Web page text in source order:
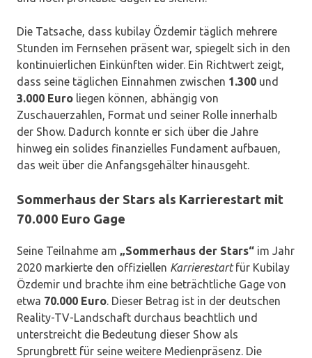
Die Tatsache, dass kubilay Özdemir täglich mehrere
Stunden im Fernsehen präsent war, spiegelt sich in den
kontinuierlichen Einkünften wider. Ein Richtwert zeigt,
dass seine täglichen Einnahmen zwischen 1.300 und
3.000 Euro liegen können, abhängig von
Zuschauerzahlen, Format und seiner Rolle innerhalb
der Show. Dadurch konnte er sich über die Jahre
hinweg ein solides finanzielles Fundament aufbauen,
das weit über die Anfangsgehälter hinausgeht.
Sommerhaus der Stars als Karrierestart mit
70.000 Euro Gage
Seine Teilnahme am „Sommerhaus der Stars“ im Jahr
2020 markierte den offiziellen Karrierestartfür Kubilay
Özdemir und brachte ihm eine beträchtliche Gage von
etwa 70.000 Euro. Dieser Betrag ist in der deutschen
Reality-TV-Landschaft durchaus beachtlich und
unterstreicht die Bedeutung dieser Show als
Sprungbrett für seine weitere Medienpräsenz. Die